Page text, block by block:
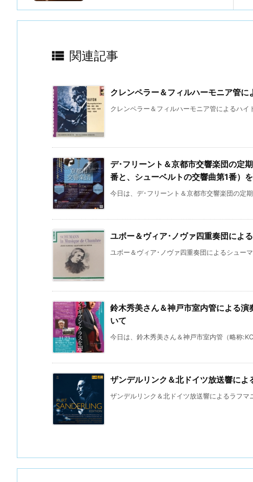
 関連記事
クレンペラー＆フィルハーモニア管
クレンペラー＆フィルハーモニア管によるハ
デ･フリーント＆京都市交響楽団の定
番と、シューベルトの交響曲第1番）
今日は、デ･フリーント＆京都市交響楽団の定
ユボー＆ヴィア･ノヴァ四重奏団によ
ユボー＆ヴィア･ノヴァ四重奏団によるシュー
鈴木秀美さん＆神戸市室内管による
いて
今日は、鈴木秀美さん＆神戸市室内管（略称
ザンデルリンク＆北ドイツ放送響に
ザンデルリンク＆北ドイツ放送響によるラフ